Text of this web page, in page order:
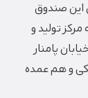
این صندوق
تولید و
پامنار
و هم عمده